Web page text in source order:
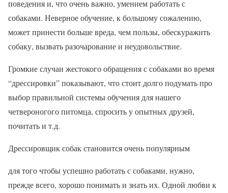
поведения и, что очень важно, умением работать с
собаками. Неверное обучение, к большому сожалению,
может принести больше вреда, чем пользы, обескуражить
собаку, вызвать разочарование и неудовольствие.
Громкие случаи жестокого обращения с собаками во время
“дрессировки” показывают, что стоит долго подумать про
выбор правильной системы обучения для нашего
четвероногого питомца, спросить у опытных друзей,
почитать и т.д.
Дрессировщик собак становится очень популярным
для того чтобы успешно работать с собаками, нужно,
прежде всего, хорошо понимать и знать их. Одной любви к